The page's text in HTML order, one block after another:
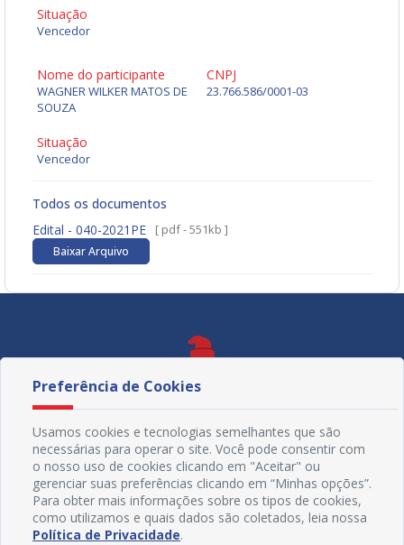
Situação
Vencedor
Nome do participante
WAGNER WILKER MATOS DE
SOUZA
CNPJ
23.766.586/0001-03
Situação
Vencedor
Todos os documentos
Edital - 040-2021PE
[ pdf - 551kb ]
Baixar Arquivo
Preferência de Cookies
Usamos cookies e tecnologias semelhantes que são
necessárias para operar o site. Você pode consentir com
o nosso uso de cookies clicando em "Aceitar" ou
gerenciar suas preferências clicando em “Minhas opções”.
Para obter mais informações sobre os tipos de cookies,
como utilizamos e quais dados são coletados, leia nossa
Política de Privacidade.